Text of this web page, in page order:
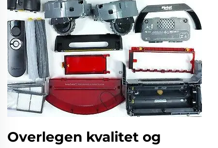
Overlegen kvalitet og